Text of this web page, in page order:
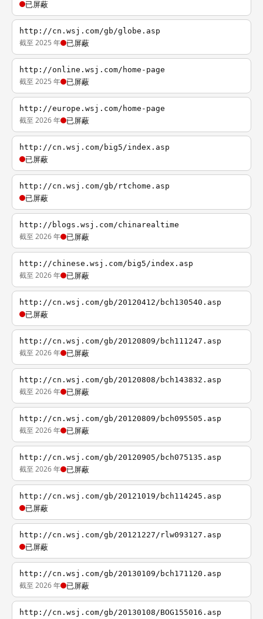
已屏蔽
http://cn.wsj.com/gb/globe.asp
截至 2025 年 已屏蔽
http://online.wsj.com/home-page
截至 2025 年 已屏蔽
http://europe.wsj.com/home-page
截至 2026 年 已屏蔽
http://cn.wsj.com/big5/index.asp
已屏蔽
http://cn.wsj.com/gb/rtchome.asp
已屏蔽
http://blogs.wsj.com/chinarealtime
截至 2026 年 已屏蔽
http://chinese.wsj.com/big5/index.asp
截至 2026 年 已屏蔽
http://cn.wsj.com/gb/20120412/bch130540.asp
已屏蔽
http://cn.wsj.com/gb/20120809/bch111247.asp
截至 2026 年 已屏蔽
http://cn.wsj.com/gb/20120808/bch143832.asp
截至 2026 年 已屏蔽
http://cn.wsj.com/gb/20120809/bch095505.asp
截至 2026 年 已屏蔽
http://cn.wsj.com/gb/20120905/bch075135.asp
截至 2026 年 已屏蔽
http://cn.wsj.com/gb/20121019/bch114245.asp
已屏蔽
http://cn.wsj.com/gb/20121227/rlw093127.asp
已屏蔽
http://cn.wsj.com/gb/20130109/bch171120.asp
截至 2026 年 已屏蔽
http://cn.wsj.com/gb/20130108/BOG155016.asp